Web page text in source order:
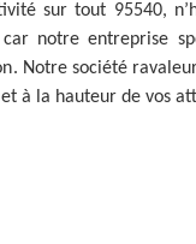
sur tout 95540,
notre entreprise
Notre société
à la hauteur de vos